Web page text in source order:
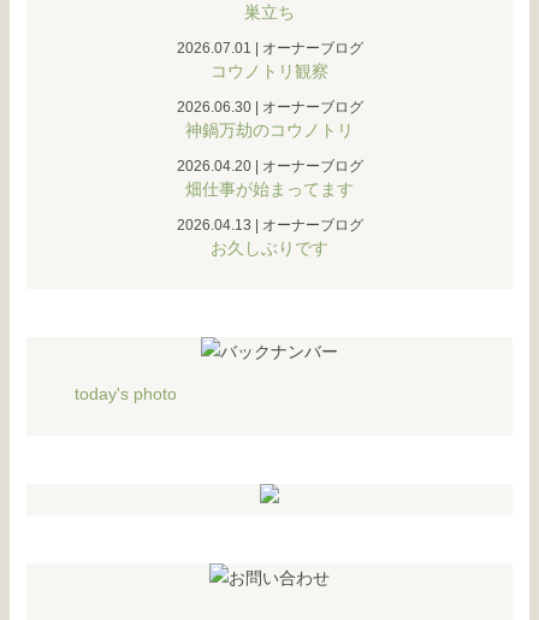
巣立ち
2026.07.01 オーナーブログ
コウノトリ観察
2026.06.30| オーナーブログ
神鍋万劫のコウノトリ
2026.04.20| オーナーブログ
畑仕事が始まってます
2026.04.13 オーナーブログ
お久しぶりです
today's photo